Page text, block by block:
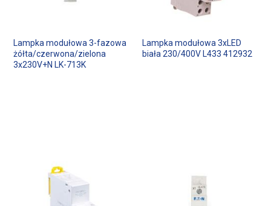
Lampka modułowa 3-fazowa
żółta/czerwona/zielona
3x230V+N LK-713K
Lampka modułowa 3xLED
biała 230/400V L433 412932